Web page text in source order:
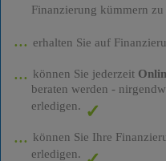
Finanzierung kümmern zu
erhalten Sie auf
können Sie jederzeit
beraten werden -
erledigen.
können Sie Ihre
erledigen.